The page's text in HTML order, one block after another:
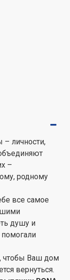
BL
что
устойчивой к
козырек не
но и
воздуха и
из
воздух и
– не стоит
60 BLс
следует
ELEYUS
воздуха из
легкое и
личности,
–
родному
все самое
душу и
чтобы Ваш дом
вернуться.